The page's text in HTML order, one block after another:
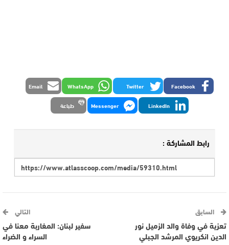
Facebook
Twitter
WhatsApp
Email
LinkedIn
Messenger طباعة
رابط المشاركة :
السابق
تعزية في وفاة والد الزميل نور
الدين انكريوي المرشد الجبلي
التالي
سفير لبنان: المغاربة معنا في
السراء و الضراء